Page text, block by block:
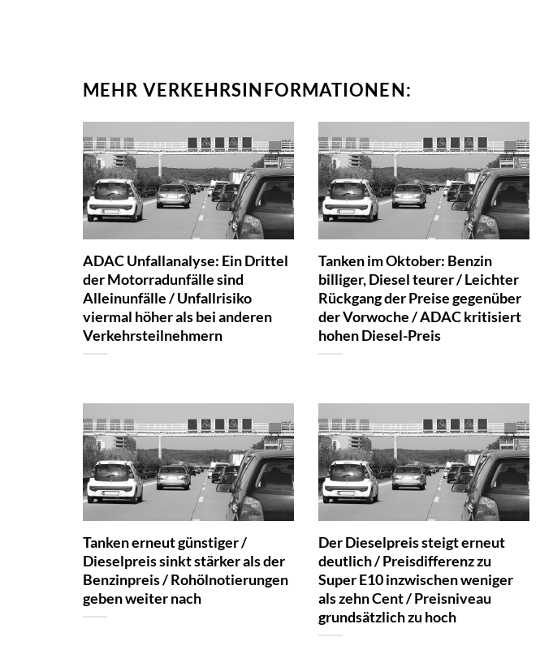
MEHR VERKEHRSINFORMATIONEN:
ADAC Unfallanalyse: Ein Drittel
der Motorradunfälle sind
Alleinunfälle / Unfallrisiko
viermal höher als bei anderen
Verkehrsteilnehmern
Tanken im Oktober: Benzin
billiger, Diesel teurer / Leichter
Rückgang der Preise gegenüber
der Vorwoche / ADAC kritisiert
hohen Diesel-Preis
Tanken erneut günstiger /
Dieselpreis sinkt stärker als der
Benzinpreis / Rohölnotierungen
geben weiter nach
Der Dieselpreis steigt erneut
deutlich / Preisdifferenz zu
Super E10 inzwischen weniger
als zehn Cent / Preisniveau
grundsätzlich zu hoch